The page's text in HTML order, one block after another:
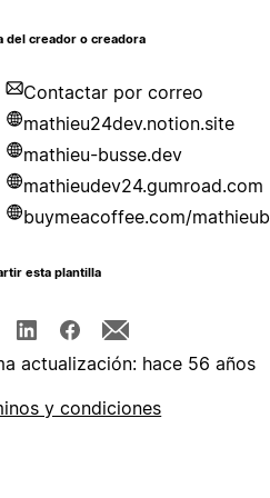
del creador o creadora
Contactar por correo
mathieu24dev.notion.site
mathieu-busse.dev
mathieudev24.gumroad.com
buymeacoffee.com/mathieub
esta plantilla
actualización: hace 56 años
y condiciones